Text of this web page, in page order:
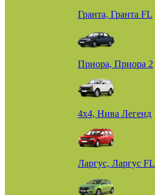
Гранта, Гранта FL
Приора, Приора 2
4х4, Нива Легенд
Ларгус, Ларгус FL